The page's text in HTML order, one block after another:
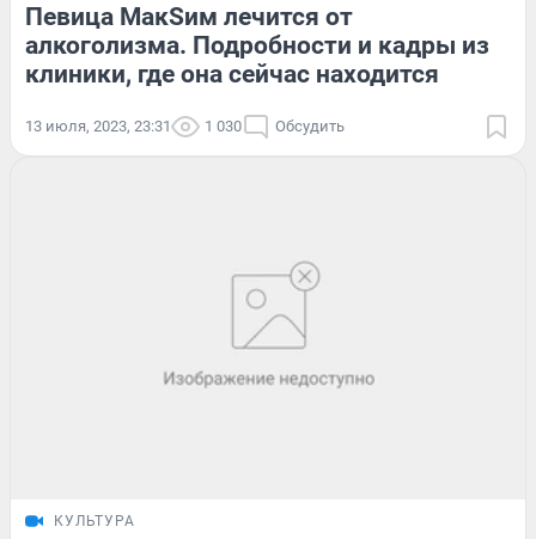
Певица МакSим лечится от
алкоголизма. Подробности и кадры из
клиники, где она сейчас находится
13 июля, 2023, 23:31 1 030 Обсудить
КУЛЬТУРА